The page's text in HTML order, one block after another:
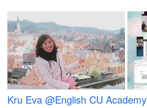
Kru Eva @English CU Academy